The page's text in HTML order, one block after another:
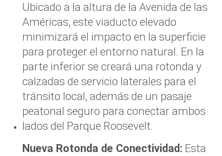
Ubicado a la altura de la Avenida de las
Américas, este viaducto elevado
minimizará el impacto en la superficie
para proteger el entorno natural. En la
parte inferior se creará una rotonda y
calzadas de servicio laterales para el
tránsito local, además de un pasaje
peatonal seguro para conectar ambos
lados del Parque Roosevelt.
Nueva Rotonda de Conectividad: Esta